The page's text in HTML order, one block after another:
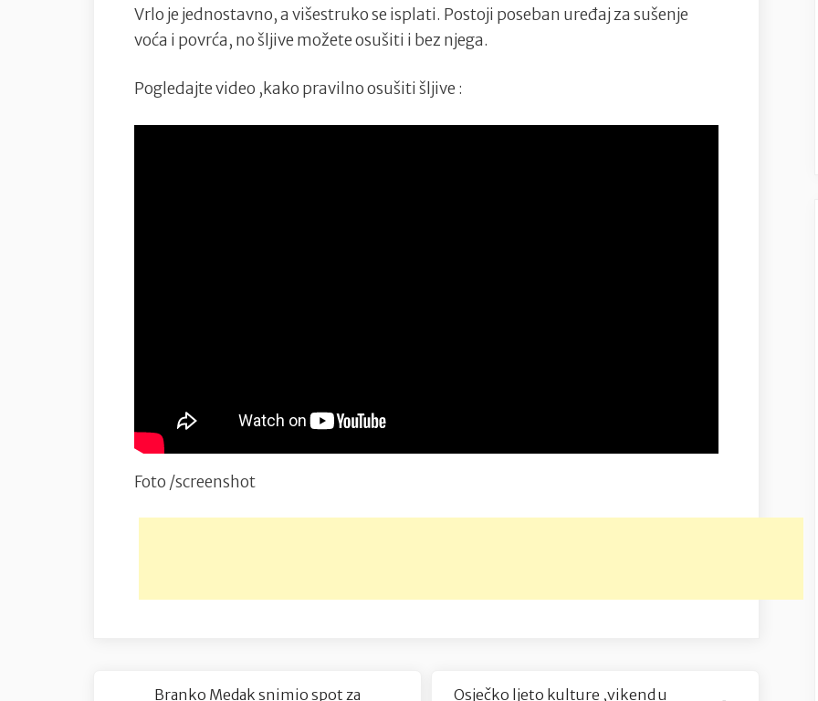
Vrlo je jednostavno, a višestruko se isplati. Postoji poseban uređaj za sušenje
voća i povrća, no šljive možete osušiti i bez njega.
Pogledajte video ,kako pravilno osušiti šljive :
Foto /screenshot
Navigacija
Branko Medak snimio spot za
Osječko ljeto kulture ,vikend u